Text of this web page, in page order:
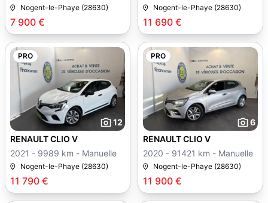
7 900 €
Nogent-le-Phaye (28630)
11 690 €
Nogent-le-Phaye (28630)
PRO
12
11 790 €
RENAULT CLIO V
2021 - 9989 km - Manuelle
Nogent-le-Phaye (28630)
PRO
6
11 900 €
RENAULT CLIO V
2020 - 91421 km - Manuelle
Nogent-le-Phaye (28630)